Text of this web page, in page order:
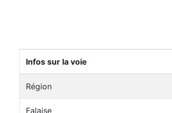
Infos sur la voie
Région
Falaise